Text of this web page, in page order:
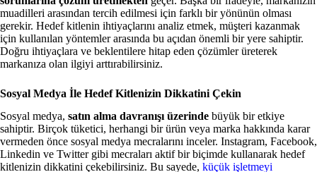
muadilleri arasından tercih edilmesi için farklı bir yönünün olması
gerekir. Hedef kitlenin ihtiyaçlarını analiz etmek, müşteri kazanmak
için kullanılan yöntemler arasında bu açıdan önemli bir yere sahiptir.
Doğru ihtiyaçlara ve beklentilere hitap eden çözümler üreterek
markanıza olan ilgiyi arttırabilirsiniz.
Sosyal Medya İle Hedef Kitlenizin Dikkatini Çekin
Sosyal medya, satın alma davranışı üzerinde büyük bir etkiye
sahiptir. Birçok tüketici, herhangi bir ürün veya marka hakkında karar
vermeden önce sosyal medya mecralarını inceler. Instagram, Facebook,
Linkedin ve Twitter gibi mecraları aktif bir biçimde kullanarak hedef
kitlenizin dikkatini çekebilirsiniz. Bu sayede, küçük işletmeyi